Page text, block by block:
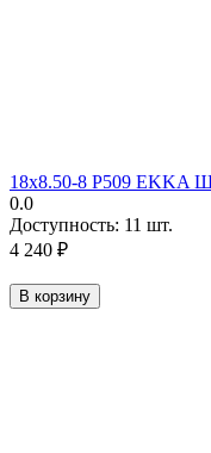
18х8.50-8 P509 EKKA
0.0
Доступность: 11 шт.
4 240 ₽
В корзину